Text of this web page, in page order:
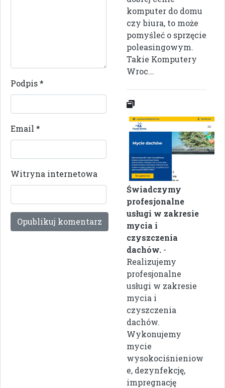
Podpis*
Email *
Witryna internetowa
komputer do domu
czy biura, to może
pomyśleć o sprzęcie
poleasingowym.
Takie Komputery
Wroc...
Świadczymy
profesjonalne
usługi w zakresie
mycia i
czyszczenia
dachów. -
Realizujemy
profesjonalne
usługi w zakresie
mycia i
czyszczenia
dachów.
Wykonujemy
mycie
wysokociśnieniow
e, dezynfekcję,
impregnację